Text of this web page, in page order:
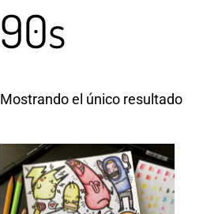
90s
Mostrando el único resultado